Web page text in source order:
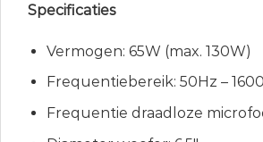
Specificaties
Vermogen: 65W (max. 130W)
Frequentiebereik: 50Hz –
Frequentie draadloze